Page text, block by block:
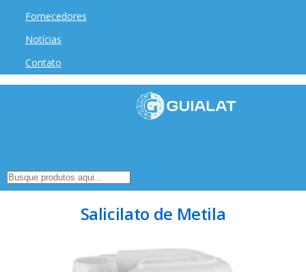
Fornecedores
Notícias
Contato
Salicilato de Metila